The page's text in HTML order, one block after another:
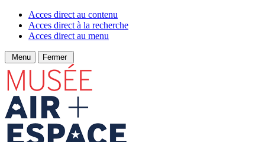
Acces direct au contenu
Acces direct à la recherche
Acces direct au menu
Menu Fermer